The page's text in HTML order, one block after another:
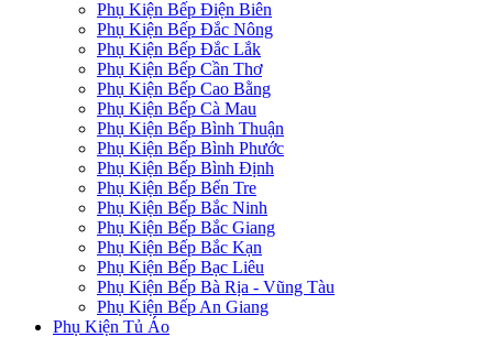
Phụ Kiện Bếp Điện Biên
Phụ Kiện Bếp Đắc Nông
Phụ Kiện Bếp Đắc Lắk
Phụ Kiện Bếp Cần Thơ
Phụ Kiện Bếp Cao Bằng
Phụ Kiện Bếp Cà Mau
Phụ Kiện Bếp Bình Thuận
Phụ Kiện Bếp Bình Phước
Phụ Kiện Bếp Bình Định
Phụ Kiện Bếp Bến Tre
Phụ Kiện Bếp Bắc Ninh
Phụ Kiện Bếp Bắc Giang
Phụ Kiện Bếp Bắc Kạn
Phụ Kiện Bếp Bạc Liêu
Phụ Kiện Bếp Bà Rịa - Vũng Tàu
Phụ Kiện Bếp An Giang
Phụ Kiện Tủ Áo